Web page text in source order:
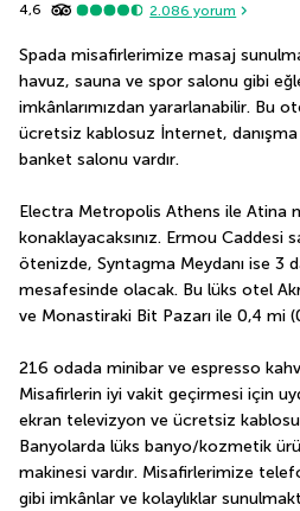
4,6 2.086 yorum
Spada misafirlerimize masaj
havuz, sauna ve spor salonu gibi
imkânlarımızdan yararlanabilir. Bu
ücretsiz kablosuz İnternet,
banket salonu vardır.
Electra Metropolis Athens ile Atina
konaklayacaksınız. Ermou Caddesi
ötenizde, Syntagma Meydanı ise 3
mesafesinde olacak. Bu lüks otel
ve Monastiraki Bit Pazarı ile 0,4 mi
216 odada minibar ve espresso
Misafirlerin iyi vakit geçirmesi için
ekran televizyon ve ücretsiz
Banyolarda lüks banyo/kozmetik
makinesi vardır. Misafirlerimize
gibi imkânlar ve kolaylıklar